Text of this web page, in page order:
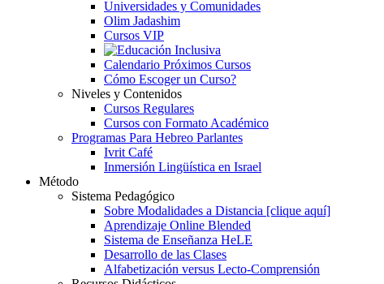
Universidades y Comunidades
Olim Jadashim
Cursos VIP
Calendario Próximos Cursos
Cómo Escoger un Curso?
Niveles y Contenidos
Cursos Regulares
Cursos con Formato Académico
Programas Para Hebreo Parlantes
Ivrit Café
Inmersión Lingüística en Israel
Método
Sistema Pedagógico
Sobre Modalidades a Distancia [clique aquí]
Aprendizaje Online Blended
Sistema de Enseñanza HeLE
Desarrollo de las Clases
Alfabetización versus Lecto-Comprensión